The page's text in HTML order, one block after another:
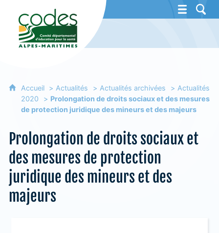
CoDES 06 - Comité départemental
Accueil Actualités Actualités archivées
Actualités
2020
Prolongation de droits sociaux et des mesures
de protection juridique des mineurs et des majeurs
Prolongation de droits sociaux et
des mesures de protection
juridique des mineurs et des
majeurs